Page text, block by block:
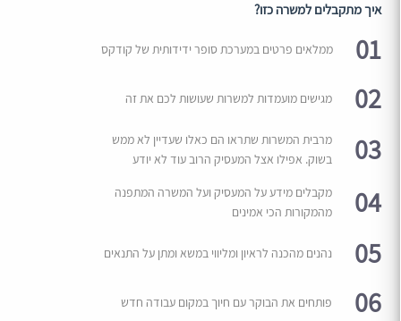
איך מתקבלים למשרה כזו?
01 ממלאים פרטים במערכת סופר ידידותית של קודקס
02 מגישים מועמדות למשרות שעושות לכם את זה
03
מרבית המשרות שתראו הם כאלו שעדיין לא ממש
בשוק. אפילו אצל המעסיק הרוב עוד לא יודע
04
מקבלים מידע על המעסיק ועל המשרה המתפנה
מהמקורות הכי אמינים
05 נהנים מהכנה לראיון ומליווי במשא ומתן על התנאים
06 פותחים את הבוקר עם חיוך במקום עבודה חדש